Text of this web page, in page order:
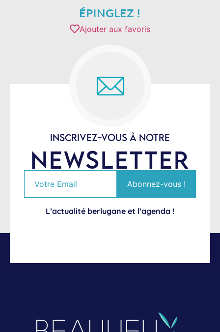
ÉPINGLEZ !
Ajouter aux favoris
INSCRIVEZ-VOUS À NOTRE
NEWSLETTER
L’actualité berlugane et l’agenda !